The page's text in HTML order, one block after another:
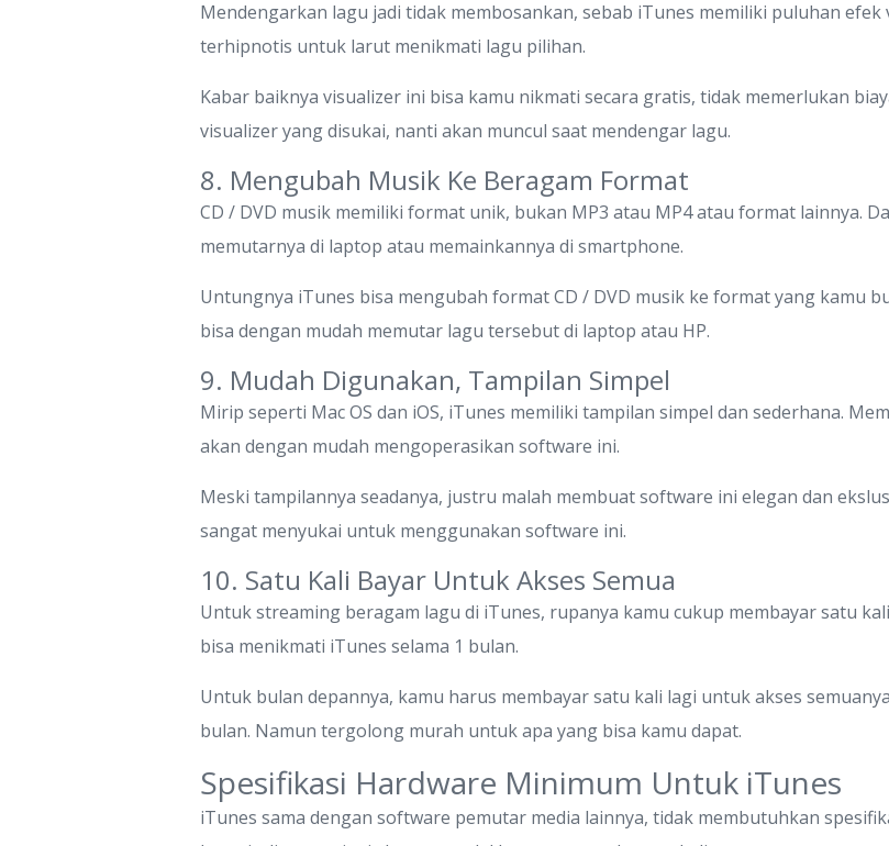
Mendengarkan lagu jadi tidak membosankan, sebab iTunes memiliki puluhan
terhipnotis untuk larut menikmati lagu pilihan.
Kabar baiknya visualizer ini bisa kamu nikmati secara gratis, tidak memerlukan
visualizer yang disukai, nanti akan muncul saat mendengar lagu.
8. Mengubah Musik Ke Beragam Format
CD / DVD musik memiliki format unik, bukan MP3 atau MP4 atau format lainnya.
memutarnya di laptop atau memainkannya di smartphone.
Untungnya iTunes bisa mengubah format CD / DVD musik ke format yang kamu
bisa dengan mudah memutar lagu tersebut di laptop atau HP.
9. Mudah Digunakan, Tampilan Simpel
Mirip seperti Mac OS dan iOS, iTunes memiliki tampilan simpel dan sederhana.
akan dengan mudah mengoperasikan software ini.
Meski tampilannya seadanya, justru malah membuat software ini elegan dan
sangat menyukai untuk menggunakan software ini.
10. Satu Kali Bayar Untuk Akses Semua
Untuk streaming beragam lagu di iTunes, rupanya kamu cukup membayar satu
bisa menikmati iTunes selama 1 bulan.
Untuk bulan depannya, kamu harus membayar satu kali lagi untuk akses
bulan. Namun tergolong murah untuk apa yang bisa kamu dapat.
Spesifikasi Hardware Minimum Untuk iTunes
iTunes sama dengan software pemutar media lainnya, tidak membutuhkan